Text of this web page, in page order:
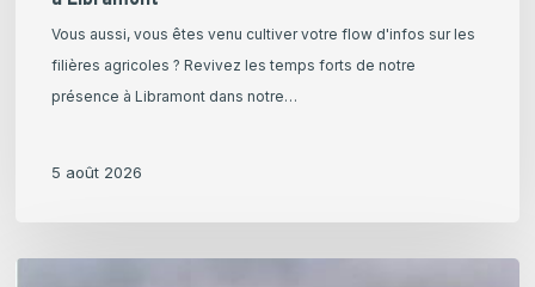
Vous aussi, vous êtes venu cultiver votre flow d'infos sur les
filières agricoles ? Revivez les temps forts de notre
présence à Libramont dans notre…
5 août 2026